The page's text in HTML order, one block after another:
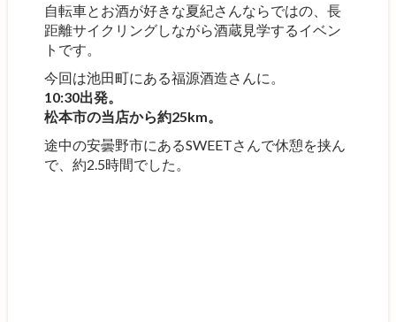
自転車とお酒が好きな夏紀さんならではの、長
距離サイクリングしながら酒蔵見学するイベン
トです。
今回は池田町にある福源酒造さんに。
10:30出発。
松本市の当店から約25km。
途中の安曇野市にあるSWEETさんで休憩を挟ん
で、約2.5時間でした。